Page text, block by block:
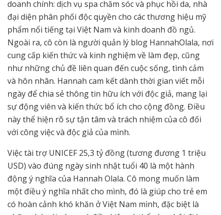
doanh chính: dịch vụ spa chăm sóc và phục hồi da, nhà
đại diện phân phối độc quyền cho các thương hiệu mỹ
phẩm nổi tiếng tại Việt Nam và kinh doanh đồ ngủ.
Ngoài ra, cô còn là người quản lý blog HannahOlala, nơi
cung cấp kiến thức và kinh nghiệm về làm đẹp, cũng
như những chủ đề liên quan đến cuộc sống, tình cảm
và hôn nhân. Hannah cam kết dành thời gian viết mỗi
ngày để chia sẻ thông tin hữu ích với độc giả, mang lại
sự động viên và kiến thức bổ ích cho cộng đồng. Điều
này thể hiện rõ sự tận tâm và trách nhiệm của cô đối
với công việc và độc giả của mình.
Việc tài trợ UNICEF 25,3 tỷ đồng (tương đương 1 triệu
USD) vào đúng ngày sinh nhật tuổi 40 là một hành
động ý nghĩa của Hannah Olala. Cô mong muốn làm
một điều ý nghĩa nhất cho mình, đó là giúp cho trẻ em
có hoàn cảnh khó khăn ở Việt Nam mình, đặc biệt là